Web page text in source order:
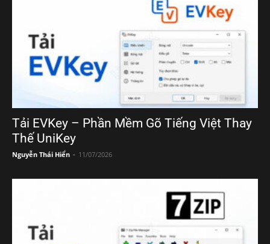
Tải EVKey – Phần Mềm Gõ Tiếng Việt Thay
Thế UniKey
Nguyễn Thái Hiển - 11/07/2026